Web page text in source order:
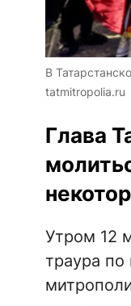
В
tatmitropolia.ru
Глава
Утром 12
траура